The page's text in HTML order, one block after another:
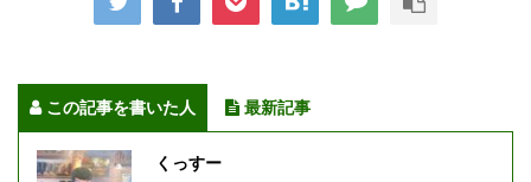
この記事を書いた人 最新記事
くっすー